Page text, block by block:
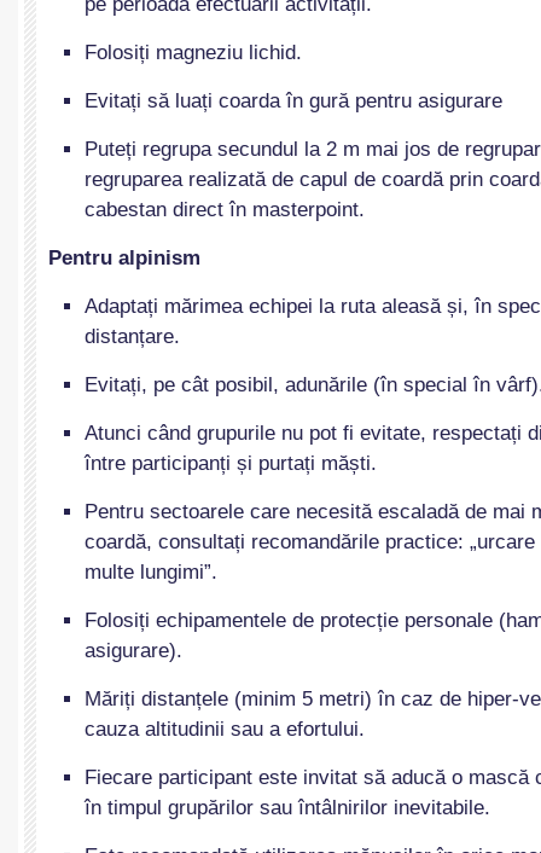
Folosiți magneziu lichid.
Evitați să luați coarda în gură pentru asigurare
Puteți regrupa secundul la 2 m mai jos de
regruparea realizată de capul de coardă prin
cabestan direct în masterpoint.
Pentru alpinism
Adaptați mărimea echipei la ruta aleasă și, în
distanțare.
Evitați, pe cât posibil, adunările (în special în
Atunci când grupurile nu pot fi evitate, respectați
între participanți și purtați măști.
Pentru sectoarele care necesită escaladă de mai
coardă, consultați recomandările practice:
multe lungimi”.
Folosiți echipamentele de protecție personale
asigurare).
Măriți distanțele (minim 5 metri) în caz de hiper-
cauza altitudinii sau a efortului.
Fiecare participant este invitat să aducă o mască
în timpul grupărilor sau întâlnirilor inevitabile.